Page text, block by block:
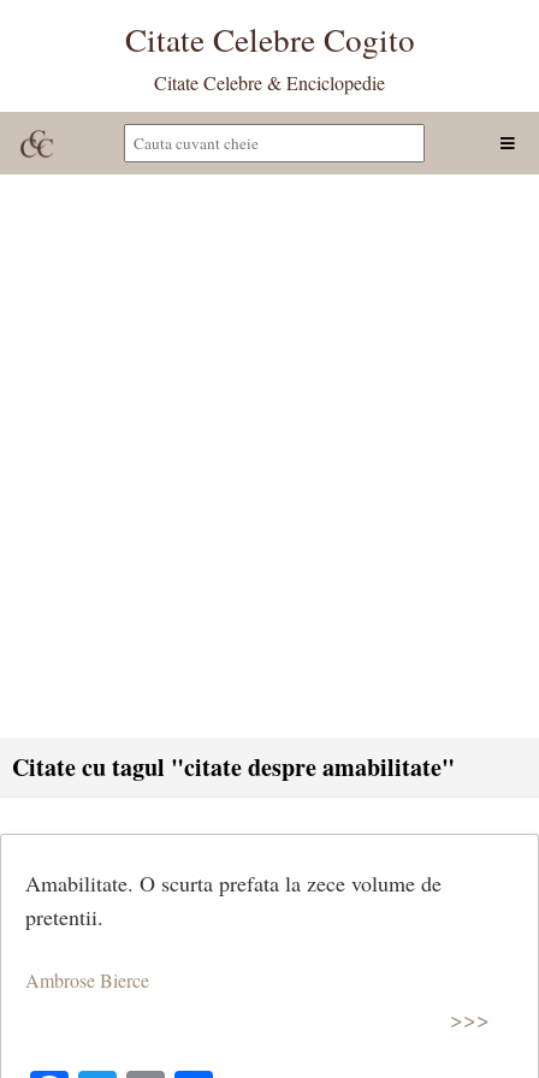
Citate Celebre Cogito
Citate Celebre & Enciclopedie
Citate cu tagul "citate despre amabilitate"
Amabilitate. O scurta prefata la zece volume de
pretentii.
Ambrose Bierce
>>>